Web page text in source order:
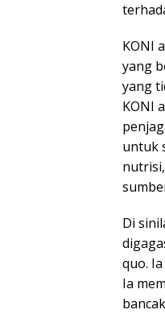
KONI
yang
yang
KONI
untuk
Di
quo.
Ia